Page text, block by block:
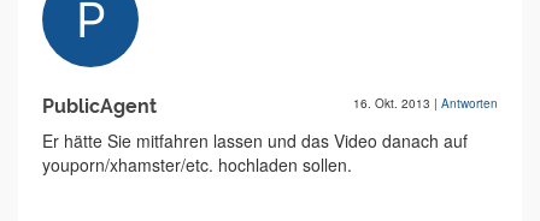
PublicAgent 16. Okt. 2013 | Antworten
Er hätte Sie mitfahren lassen und das Video danach auf
youporn/xhamster/etc. hochladen sollen.